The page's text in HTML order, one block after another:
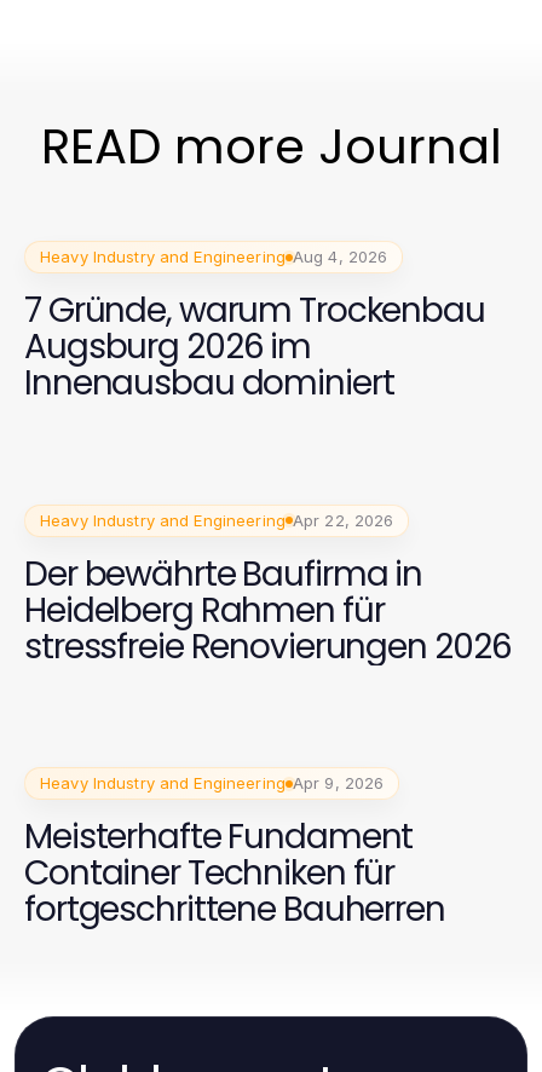
READ more Journal
Heavy Industry and Engineering Aug 4, 2026
7 Gründe, warum Trockenbau
Augsburg 2026 im
Innenausbau dominiert
Heavy Industry and Engineering Apr 22, 2026
Der bewährte Baufirma in
Heidelberg Rahmen für
stressfreie Renovierungen 2026
Heavy Industry and Engineering Apr 9, 2026
Meisterhafte Fundament
Container Techniken für
fortgeschrittene Bauherren